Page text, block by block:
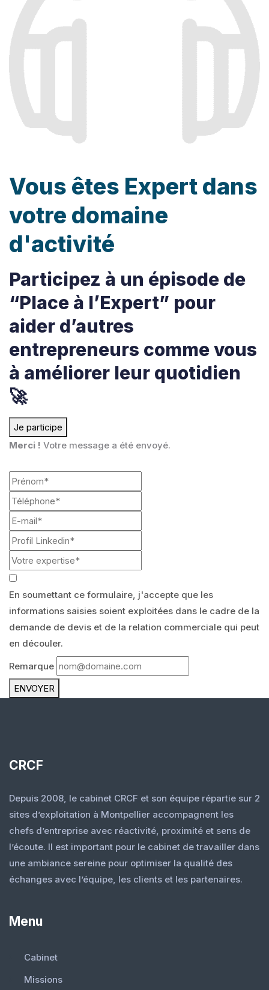
Vous êtes Expert dans
votre domaine
d'activité
Participez à un épisode de
“Place à l’Expert” pour
aider d’autres
entrepreneurs comme vous
à améliorer leur quotidien
🚀
Je participe
Merci ! Votre message a été envoyé.
En soumettant ce formulaire, j'accepte que les
informations saisies soient exploitées dans le cadre de la
demande de devis et de la relation commerciale qui peut
en découler.
Remarque
ENVOYER
CRCF
Depuis 2008, le cabinet CRCF et son équipe répartie sur 2
sites d’exploitation à Montpellier accompagnent les
chefs d’entreprise avec réactivité, proximité et sens de
l’écoute. Il est important pour le cabinet de travailler dans
une ambiance sereine pour optimiser la qualité des
échanges avec l’équipe, les clients et les partenaires.
Menu
Cabinet
Missions